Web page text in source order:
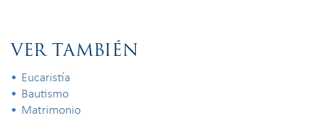
VER TAMBIÉN
Eucaristía
Bautismo
Matrimonio